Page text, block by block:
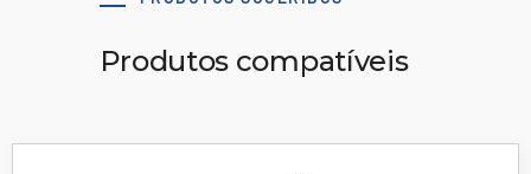
Produtos compatíveis